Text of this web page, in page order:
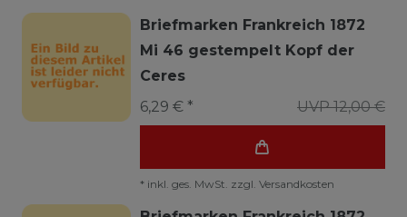
Briefmarken Frankreich 1872
Mi 46 gestempelt Kopf der
Ceres
UVP 12,00 €
6,29 € *
* inkl. ges. MwSt. zzgl. Versandkosten